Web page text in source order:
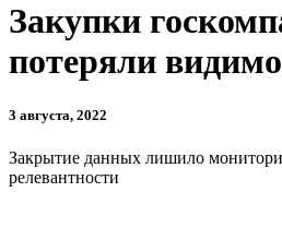
Закупки
потеряли
3 августа, 2022
Закрытие данных лишило
релевантности